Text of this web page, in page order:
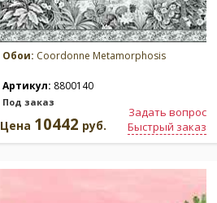
Обои: Coordonne Metamorphosis
Артикул: 8800140
Под заказ
Задать вопрос
Быстрый заказ
Цена 10442 руб.